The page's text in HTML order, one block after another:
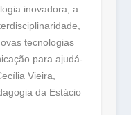
inovadora, a
tecnologias
para ajudá-
Vieira,
da Estácio